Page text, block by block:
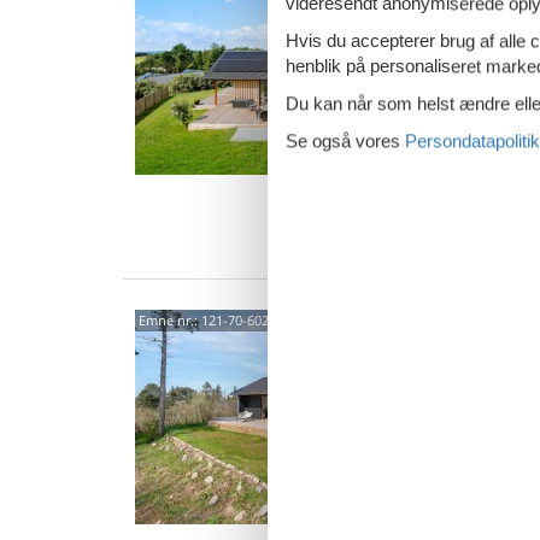
4,6
Emne nr.:121-70-6021
Hvis du accepterer brug af alle
henblik på personaliseret
Du kan når som helst ændre
Se også vores Persondatapolitik